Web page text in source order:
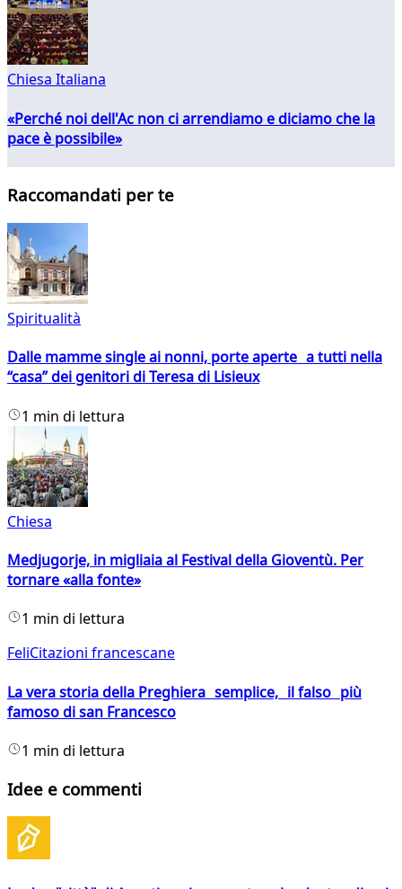
Chiesa Italiana
«Perché noi dell'Ac non ci arrendiamo e diciamo che la
pace è possibile»
Raccomandati per te
Spiritualità
Dalle mamme single ai nonni, porte aperte a tutti nella
“casa” dei genitori di Teresa di Lisieux
1 min di lettura
Chiesa
Medjugorje, in migliaia al Festival della Gioventù. Per
tornare «alla fonte»
1 min di lettura
FeliCitazioni francescane
La vera storia della Preghiera semplice, il falso più
famoso di san Francesco
1 min di lettura
Idee e commenti